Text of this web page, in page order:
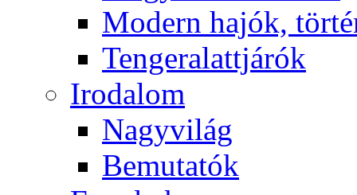
Modern hajók,
Tengeralattjárók
Irodalom
Nagyvilág
Bemutatók